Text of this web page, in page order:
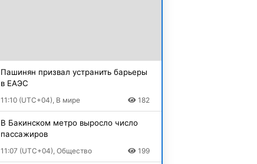
Пашинян призвал устранить барьеры
в ЕАЭС
11:10 (UTC+04), В мире 182
В Бакинском метро выросло число
пассажиров
11:07 (UTC+04), Общество 199